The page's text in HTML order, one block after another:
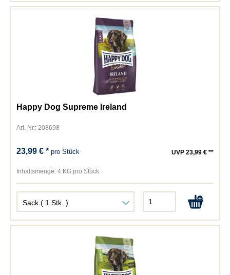
Happy Dog Supreme Ireland
Art. Nr.: 208698
23,99 € *pro Stück UVP 23,99 € **
Inhaltsmenge: 4 KG pro Stück